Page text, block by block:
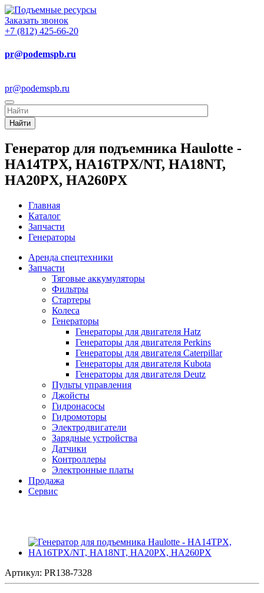
Заказать звонок
+7 (812) 425-66-20
pr@podemspb.ru
pr@podemspb.ru
Найти
Генератор для подъемника Haulotte -
HA14TPX, HA16TPX/NT, HA18NT,
HA20PX, HA260PX
Главная
Каталог
Запчасти
Генераторы
Аренда спецтехники
Запчасти
Тяговые аккумуляторы
Фильтры
Стартеры
Колеса
Генераторы
Генераторы для двигателя Hatz
Генераторы для двигателя Perkins
Генераторы для двигателя Caterpillar
Генераторы для двигателя Kubota
Генераторы для двигателя Deutz
Пульты управления
Джойсты
Гидронасосы
Гидромоторы
Электродвигатели
Зарядные устройства
Датчики
Контроллеры
Электронные платы
Продажа
Сервис
Артикул: PR138-7328